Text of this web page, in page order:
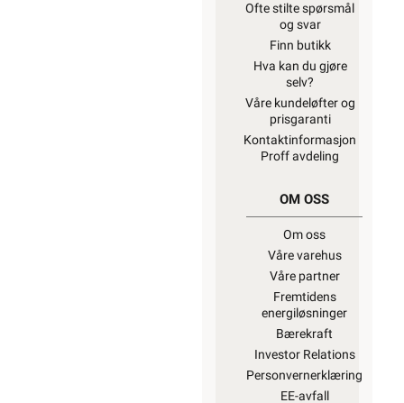
Ofte stilte spørsmål
og svar
Finn butikk
Hva kan du gjøre
selv?
Våre kundeløfter og
prisgaranti
Kontaktinformasjon
Proff avdeling
OM OSS
Om oss
Våre varehus
Våre partner
Fremtidens
energiløsninger
Bærekraft
Investor Relations
Personvernerklæring
EE-avfall